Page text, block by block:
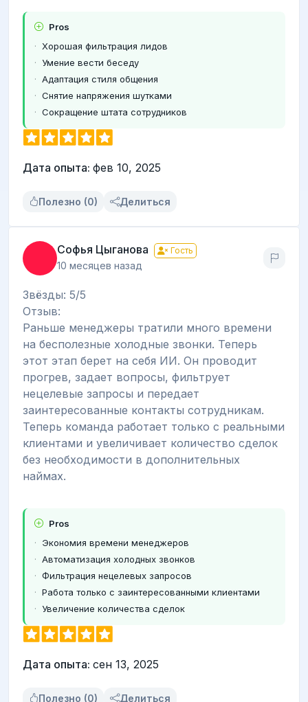
Pros
Хорошая фильтрация лидов
Умение вести беседу
Адаптация стиля общения
Снятие напряжения шутками
Сокращение штата сотрудников
Дата опыта: фев 10, 2025
Полезно (0) Делиться
Софья Цыганова Гость
10 месяцев назад
Звёзды: 5/5
Отзыв:
Раньше менеджеры тратили много времени
на бесполезные холодные звонки. Теперь
этот этап берет на себя ИИ. Он проводит
прогрев, задает вопросы, фильтрует
нецелевые запросы и передает
заинтересованные контакты сотрудникам.
Теперь команда работает только с реальными
клиентами и увеличивает количество сделок
без необходимости в дополнительных
наймах.
Pros
Экономия времени менеджеров
Автоматизация холодных звонков
Фильтрация нецелевых запросов
Работа только с заинтересованными клиентами
Увеличение количества сделок
Дата опыта: сен 13, 2025
Полезно (0) Делиться